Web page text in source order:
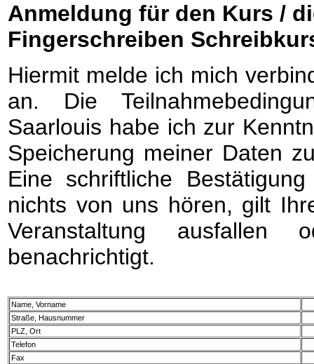
Anmeldung für den Kurs /
Fingerschreiben
Hiermit melde ich mich
an. Die
Saarlouis habe ich zur
Speicherung meiner Daten
Eine schriftliche
nichts von uns hören, gilt
Veranstaltung
benachrichtigt.
Name, Vorname
Straße, Hausnummer
PLZ, Ort
Telefon
Fax